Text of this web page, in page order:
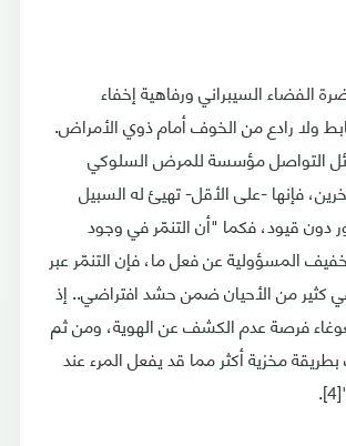
الفضاء السيبراني ورفاهية إخفاء
ولا رادع من الخوف أمام ذوي الأمراض.
التواصل مؤسسة للمرض السلوكي
فإنها -على الأقل- تهيئ له السبيل
دون قيود، فكما "أن التنمّر في وجود
المسؤولية عن فعل ما، فإن التنمّر عبر
كثير من الأحيان ضمن حشد افتراضي.. إذ
فرصة عدم الكشف عن الهوية، ومن ثم
مخزية أكثر مما قد يفعل المرء عند